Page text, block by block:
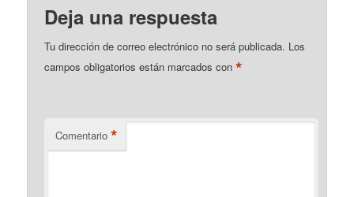
Deja una respuesta
Tu dirección de correo electrónico no será publicada. Los
campos obligatorios están marcados con*
Comentario *